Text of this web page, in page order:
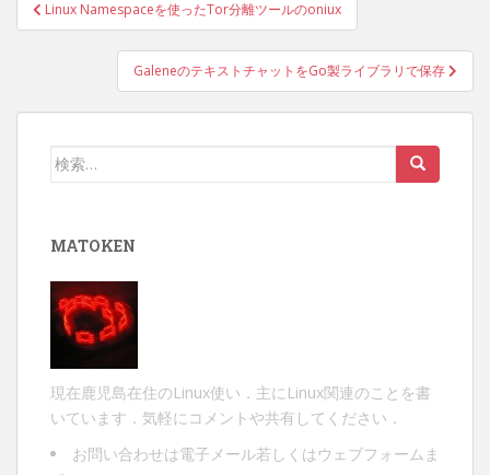
稿
ゲ
Linux Namespaceを使ったTor分離ツールのoniux
GaleneのテキストチャットをGo製ライブラリで保存
検
MATOKEN
現在鹿児島在住のLinux使い．主にLinux関連のことを書
いています．気軽にコメントや共有してください．
お問い合わせは電子メール若しくは ウェブフォーム ま